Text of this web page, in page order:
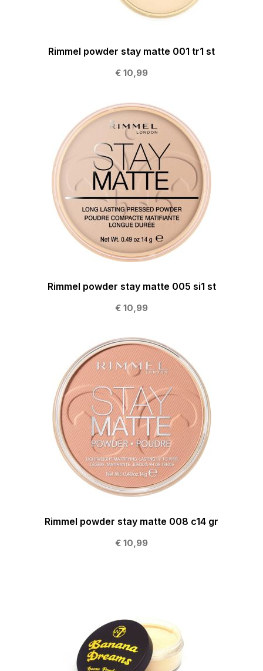
Rimmel powder stay matte 001 tr1 st
€ 10,99
Rimmel powder stay matte 005 si1 st
€ 10,99
Rimmel powder stay matte 008 c14 gr
€ 10,99